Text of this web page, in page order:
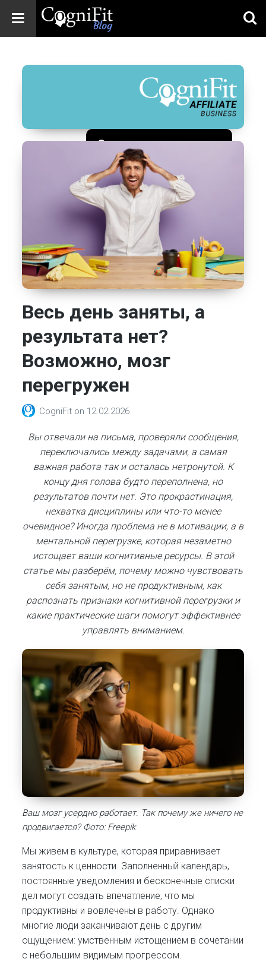
Blog: Brain
Wellness
Зарегистрироваться
Весь день заняты, а
результата нет?
Возможно, мозг
перегружен
CogniFit on 12.02.2026
Вы отвечали на письма, проверяли сообщения,
переключались между задачами, а самая
важная работа так и осталась нетронутой. К
концу дня голова будто переполнена, но
результатов почти нет. Это прокрастинация,
нехватка дисциплины или что-то менее
очевидное? Иногда проблема не в мотивации, а в
ментальной перегрузке, которая незаметно
истощает ваши когнитивные ресурсы. В этой
статье мы разберём, почему можно чувствовать
себя занятым, но не продуктивным, как
распознать признаки когнитивной перегрузки и
какие практические шаги помогут эффективнее
управлять вниманием.
Ваш мозг усердно работает. Так почему же ничего не
продвигается? Фото: Freepik
Мы живем в культуре, которая приравнивает
занятость к ценности. Заполненный календарь,
постоянные уведомления и бесконечные списки
дел могут создать впечатление, что мы
продуктивны и вовлечены в работу. Однако
многие люди заканчивают день с другим
ощущением: умственным истощением в сочетании
с небольшим видимым прогрессом.